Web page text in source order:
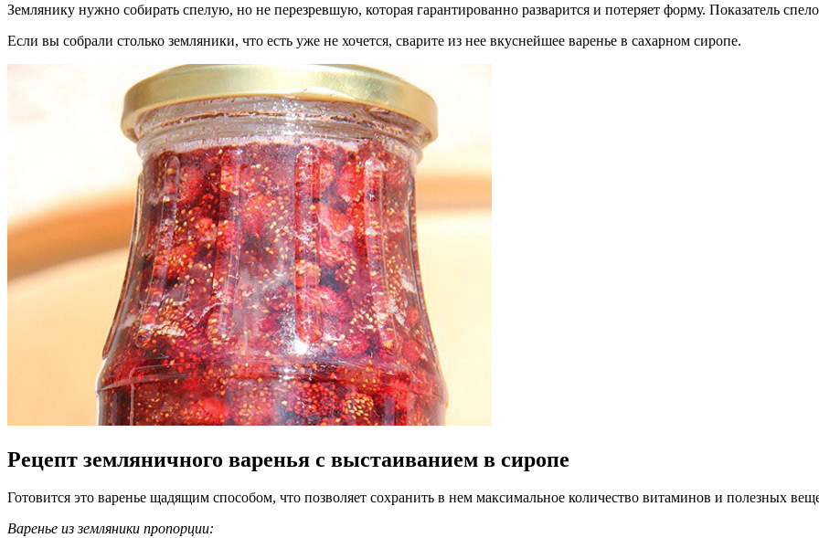
Землянику нужно собирать спелую, но не перезревшую, которая гарантированно разварится и потеряет форму. Показатель
Если вы собрали столько земляники, что есть уже не хочется, сварите из нее вкуснейшее варенье в сахарном сиропе.
Рецепт земляничного варенья с выстаиванием в сиропе
Готовится это варенье щадящим способом, что позволяет сохранить в нем максимальное количество витаминов и полезных
Варенье из земляники пропорции: